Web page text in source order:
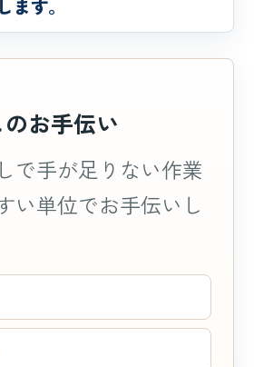
ます。
お手伝い
で手が足りない作業
い単位でお手伝いし